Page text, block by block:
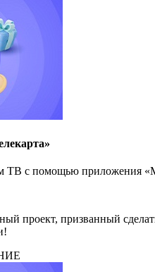
с помощью приложения
проект, призванный